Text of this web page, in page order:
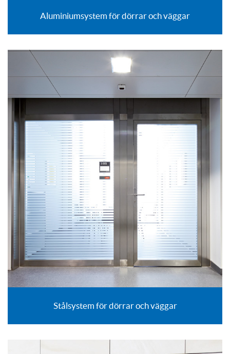
Aluminiumsystem för dörrar och väggar
Stålsystem för dörrar och väggar